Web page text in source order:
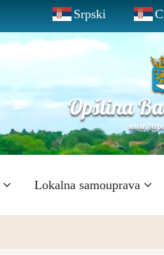
Srpski
Lokalna samouprava